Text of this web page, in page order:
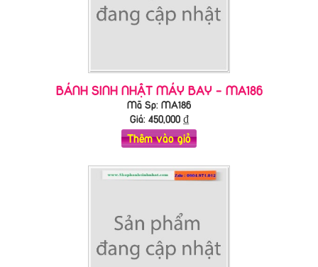
BÁNH SINH NHẬT MÁY BAY - MA186
Mã Sp: MA186
Giá: 450,000₫
Thêm vào giỏ